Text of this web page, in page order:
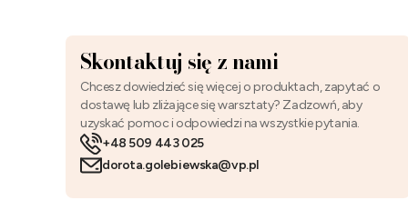
Skontaktuj się z nami
Chcesz dowiedzieć się więcej o produktach, zapytać o
dostawę lub zliżające się warsztaty? Zadzowń, aby
uzyskać pomoc i odpowiedzi na wszystkie pytania.
+48 509 443 025
dorota.golebiewska@vp.pl